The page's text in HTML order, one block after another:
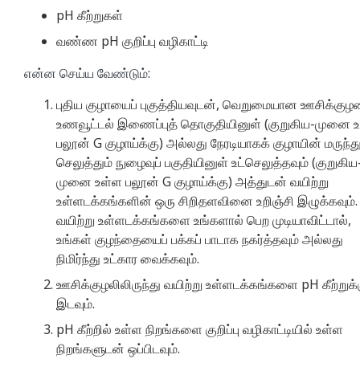
pH கீற்றுகள்
வண்ண pH குறிப்பு வழிகாட்டி
என்ன செய்ய வேண்டும்:
புதிய குழாயைப் புகுத்தியவுடன், வெறுமையான
உணவூட்டல் இணைப்புத் தொகுதியினுள் (குறுகிய-முனை
பலூன் G குழாய்க்கு) அல்லது நேரடியாகக் குழாயின்
செலுத்தும் நுழைவுப் பகுதியினுள் உட்செலுத்தவும்
முனை உள்ள பலூன் G குழாய்க்கு) அத்துடன் வயிற்று
உள்ளடக்கங்களின் ஒரு சிறிதளவினை உறிஞ்சி இழுக்கவும்.
வயிற்று உள்ளடக்கங்களை உங்களால் பெற முடியாவிட்டால்,
உங்கள் குழந்தையைப் பக்கப் பாடாக நகர்த்தவும் அல்லது
நிமிர்ந்து உட்கார வைக்கவும்.
ஊசிக்குழலிலிருந்து வயிற்று உள்ளடக்கங்களை pH
இடவும்.
pH கீற்றில் உள்ள நிறங்களை குறிப்பு வழிகாட்டியில் உள்ள
நிறங்களுடன் ஒப்பிடவும்.